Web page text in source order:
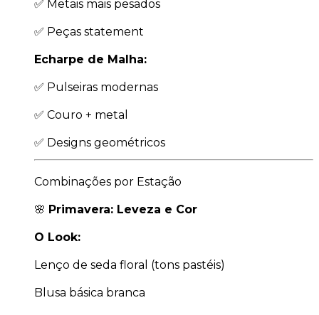
✅ Metais mais pesados
✅ Peças statement
Echarpe de Malha:
✅ Pulseiras modernas
✅ Couro + metal
✅ Designs geométricos
Combinações por Estação
🌸 Primavera: Leveza e Cor
O Look:
Lenço de seda floral (tons pastéis)
Blusa básica branca